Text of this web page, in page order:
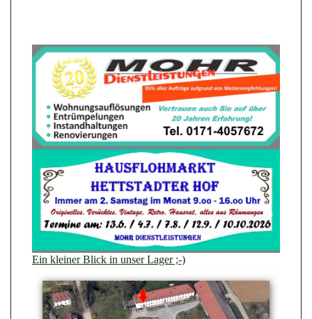
Ein kleiner Blick in unser Lager ;-)